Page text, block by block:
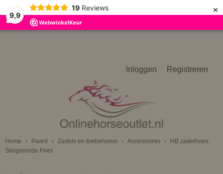
9,9
19 Reviews ×
Inloggen Registreren
Home › Paard › Zadels en toebehoren › Accessoires ›
HB zadelhoes
Steigerende Fries